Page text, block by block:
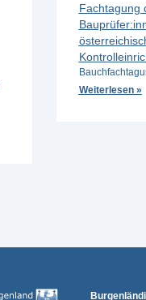
Fachtagung
Weiterlesen »